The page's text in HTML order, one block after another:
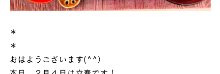
＊
＊
おはようございます(^^）